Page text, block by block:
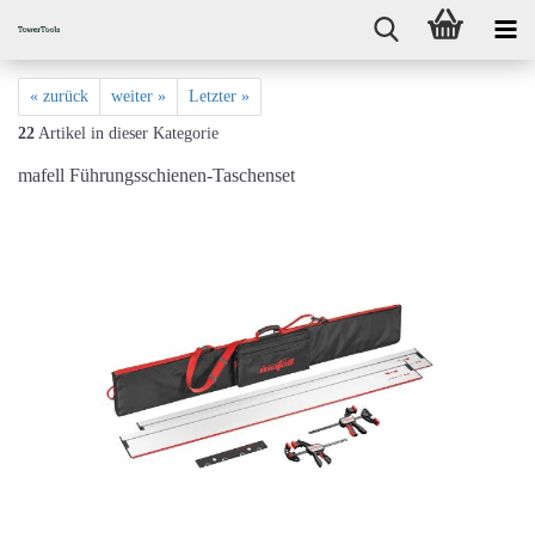
« zurück weiter » Letzter »
22 Artikel in dieser Kategorie
mafell Führungsschienen-Taschenset